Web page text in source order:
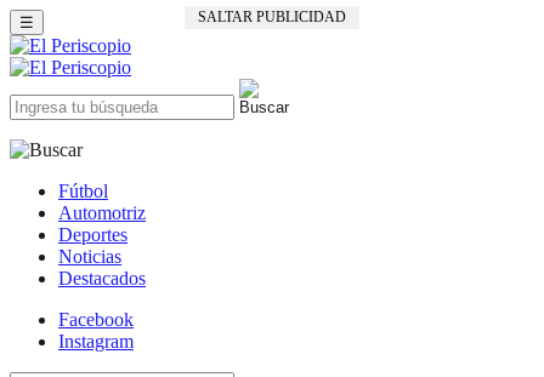
SALTAR PUBLICIDAD
☰
Fútbol
Automotriz
Deportes
Noticias
Destacados
Facebook
Instagram